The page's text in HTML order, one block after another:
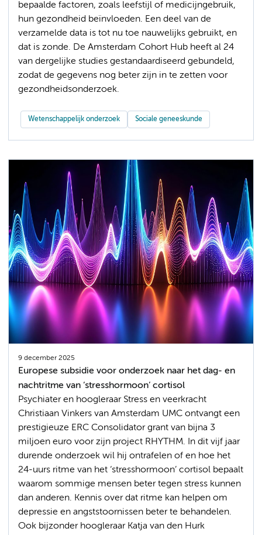
bepaalde factoren, zoals leefstijl of medicijngebruik,
hun gezondheid beïnvloeden. Een deel van de
verzamelde data is tot nu toe nauwelijks gebruikt, en
dat is zonde. De Amsterdam Cohort Hub heeft al 24
van dergelijke studies gestandaardiseerd gebundeld,
zodat de gegevens nog beter zijn in te zetten voor
gezondheidsonderzoek.
Wetenschappelijk onderzoek Sociale geneeskunde
9 december 2025
Europese subsidie voor onderzoek naar het dag- en
nachtritme van ‘stresshormoon’ cortisol
Psychiater en hoogleraar Stress en veerkracht
Christiaan Vinkers van Amsterdam UMC ontvangt een
prestigieuze ERC Consolidator grant van bijna 3
miljoen euro voor zijn project RHYTHM. In dit vijf jaar
durende onderzoek wil hij ontrafelen of en hoe het
24-uurs ritme van het ‘stresshormoon’ cortisol bepaalt
waarom sommige mensen beter tegen stress kunnen
dan anderen. Kennis over dat ritme kan helpen om
depressie en angststoornissen beter te behandelen.
Ook bijzonder hoogleraar Katja van den Hurk